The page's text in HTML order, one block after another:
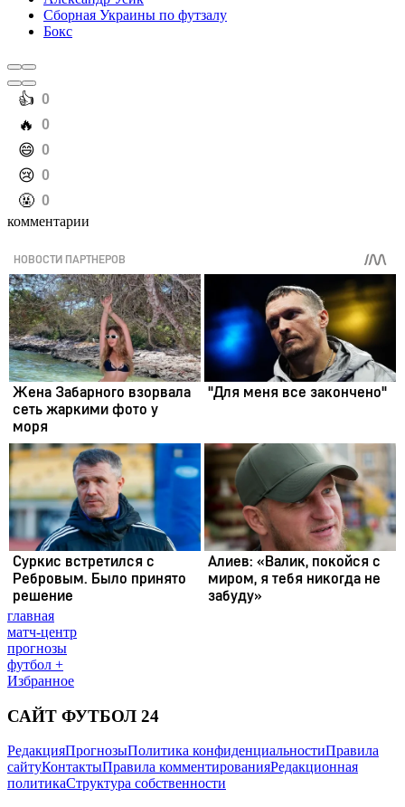
Сборная Украины по футзалу
Бокс
️👍 0
️🔥 0
️😄 0
️😢 0
️🤬 0
комментарии
главная
матч-центр
прогнозы
футбол +
Избранное
САЙТ ФУТБОЛ 24
РедакцияПрогнозыПолитика конфиденциальностиПравила
сайтуКонтактыПравила комментированияРедакционная
политикаСтруктура собственности